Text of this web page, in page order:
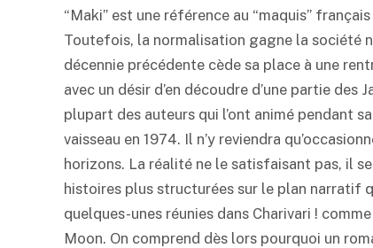
“Maki” est une référence au “maquis”
Toutefois, la normalisation gagne la société
décennie précédente cède sa place à une
avec un désir d’en découdre d’une partie
plupart des auteurs qui l’ont animé pendant
vaisseau en 1974. Il n’y reviendra
horizons. La réalité ne le satisfaisant pas, il
histoires plus structurées sur le plan narratif
quelques-unes réunies dans Charivari !
Moon. On comprend dès lors pourquoi un